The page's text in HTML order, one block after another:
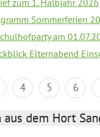
zum 1. Halbjahr 2026
Sommerferien
am
Elternabend
4 5 6
dem Hort